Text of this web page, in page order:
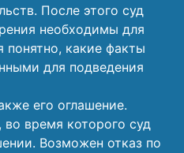
После этого суд
необходимы для
понятно, какие факты
для подведения
его оглашение.
время которого суд
Возможен отказ по